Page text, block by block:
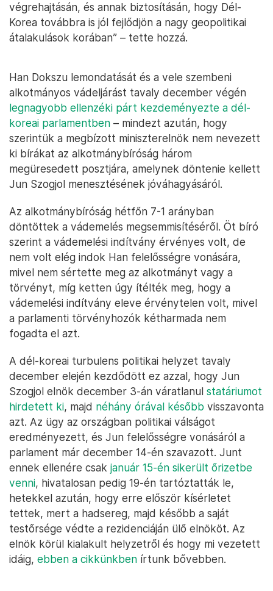
végrehajtásán, és annak biztosításán, hogy Dél-
Korea továbbra is jól fejlődjön a nagy geopolitikai
átalakulások korában” – tette hozzá.
Han Dokszu lemondatását és a vele szembeni
alkotmányos vádeljárást tavaly december végén
legnagyobb ellenzéki párt kezdeményezte a dél-
koreai parlamentben – mindezt azután, hogy
szerintük a megbízott miniszterelnök nem nevezett
ki bírákat az alkotmánybíróság három
megüresedett posztjára, amelynek döntenie kellett
Jun Szogjol menesztésének jóváhagyásáról.
Az alkotmánybíróság hétfőn 7-1 arányban
döntöttek a vádemelés megsemmisítéséről. Öt bíró
szerint a vádemelési indítvány érvényes volt, de
nem volt elég indok Han felelősségre vonására,
mivel nem sértette meg az alkotmányt vagy a
törvényt, míg ketten úgy ítélték meg, hogy a
vádemelési indítvány eleve érvénytelen volt, mivel
a parlamenti törvényhozók kétharmada nem
fogadta el azt.
A dél-koreai turbulens politikai helyzet tavaly
december elején kezdődött ez azzal, hogy Jun
Szogjol elnök december 3-án váratlanul statáriumot
hirdetett ki, majd néhány órával később visszavonta
azt. Az ügy az országban politikai válságot
eredményezett, és Jun felelősségre vonásáról a
parlament már december 14-én szavazott. Junt
ennek ellenére csak január 15-én sikerült őrizetbe
venni, hivatalosan pedig 19-én tartóztatták le,
hetekkel azután, hogy erre először kísérletet
tettek, mert a hadsereg, majd később a saját
testőrsége védte a rezidenciáján ülő elnököt. Az
elnök körül kialakult helyzetről és hogy mi vezetett
idáig, ebben a cikkünkben írtunk bővebben.